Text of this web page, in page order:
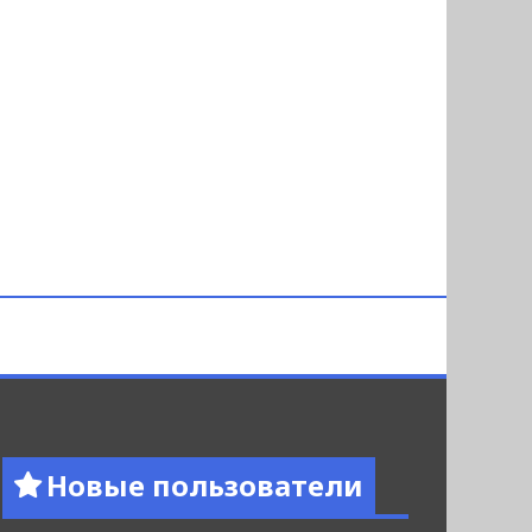
Новые пользователи